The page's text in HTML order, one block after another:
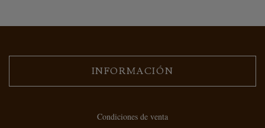
INFORMACIÓN
Condiciones de venta